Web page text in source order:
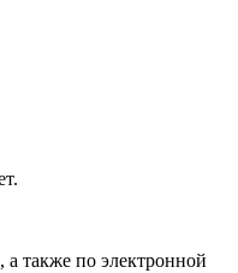
а также по электронной